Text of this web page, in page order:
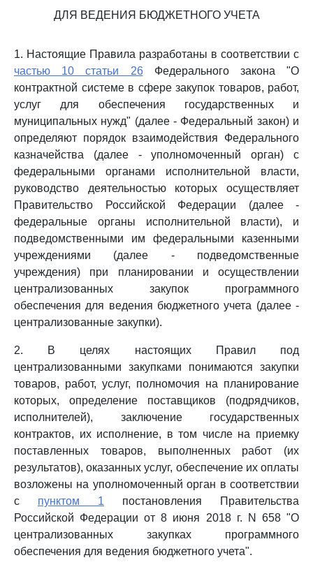
ДЛЯ ВЕДЕНИЯ БЮДЖЕТНОГО УЧЕТА
1. Настоящие Правила разработаны в соответствии с
частью 10 статьи 26Федерального закона "О
контрактной системе в сфере закупок товаров, работ,
услуг для обеспечения государственных и
муниципальных нужд" (далее - Федеральный закон) и
определяют порядок взаимодействия Федерального
казначейства (далее - уполномоченный орган) с
федеральными органами исполнительной власти,
руководство деятельностью которых осуществляет
Правительство Российской Федерации (далее -
федеральные органы исполнительной власти), и
подведомственными им федеральными казенными
учреждениями (далее - подведомственные
учреждения) при планировании и осуществлении
централизованных закупок программного
обеспечения для ведения бюджетного учета (далее -
централизованные закупки).
2. В целях настоящих Правил под
централизованными закупками понимаются закупки
товаров, работ, услуг, полномочия на планирование
которых, определение поставщиков (подрядчиков,
исполнителей), заключение государственных
контрактов, их исполнение, в том числе на приемку
поставленных товаров, выполненных работ (их
результатов), оказанных услуг, обеспечение их оплаты
возложены на уполномоченный орган в соответствии
с пунктом 1 постановления Правительства
Российской Федерации от 8 июня 2018 г. N 658 "О
централизованных закупках программного
обеспечения для ведения бюджетного учета".